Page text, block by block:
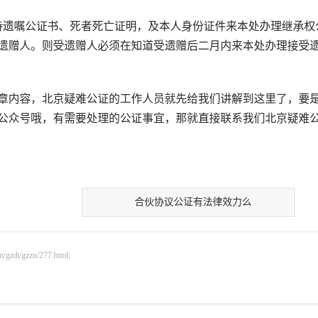
公证书、死者死亡证明，及本人身份证件来本处办理继承权
赠人。则受遗赠人必须在知道受遗赠后二月内来本处办理接受
容，北京疑难公证的工作人员就先给我们讲解到这里了，要
众号哦，有需要处理的公证事宜，那就直接联系我们北京疑难
合伙协议公证有法律效力么
gzzn/277.html;